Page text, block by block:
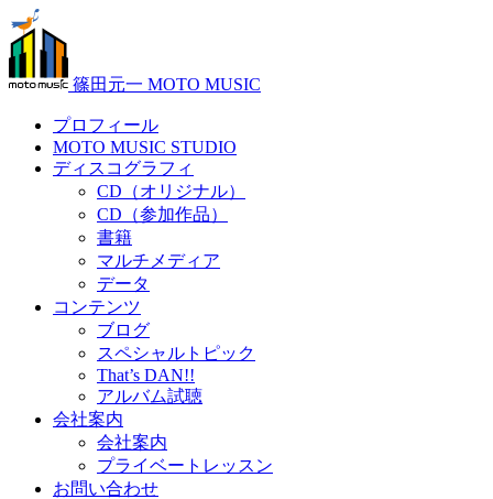
篠田元一 MOTO MUSIC
プロフィール
MOTO MUSIC STUDIO
ディスコグラフィ
CD（オリジナル）
CD（参加作品）
書籍
マルチメディア
データ
コンテンツ
ブログ
スペシャルトピック
That’s DAN!!
アルバム試聴
会社案内
会社案内
プライベートレッスン
お問い合わせ